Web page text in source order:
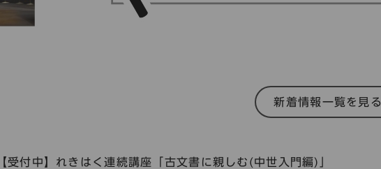
【受付中】れきはく連続講座「古文書に親しむ(中世入門編)」
新着情報一覧を見る